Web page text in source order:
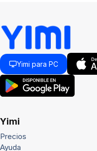
Yimi para PC
Yimi
Precios
Ayuda